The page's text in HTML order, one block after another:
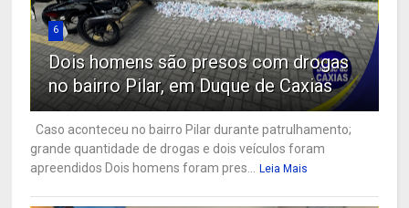
6
Dois homens são presos com drogas
no bairro Pilar, em Duque de Caxias
Caso aconteceu no bairro Pilar durante patrulhamento;
grande quantidade de drogas e dois veículos foram
apreendidos Dois homens foram pres...
Leia Mais